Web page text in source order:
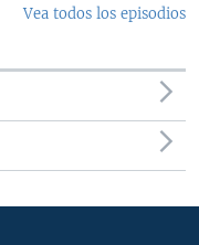
Vea todos los episodios